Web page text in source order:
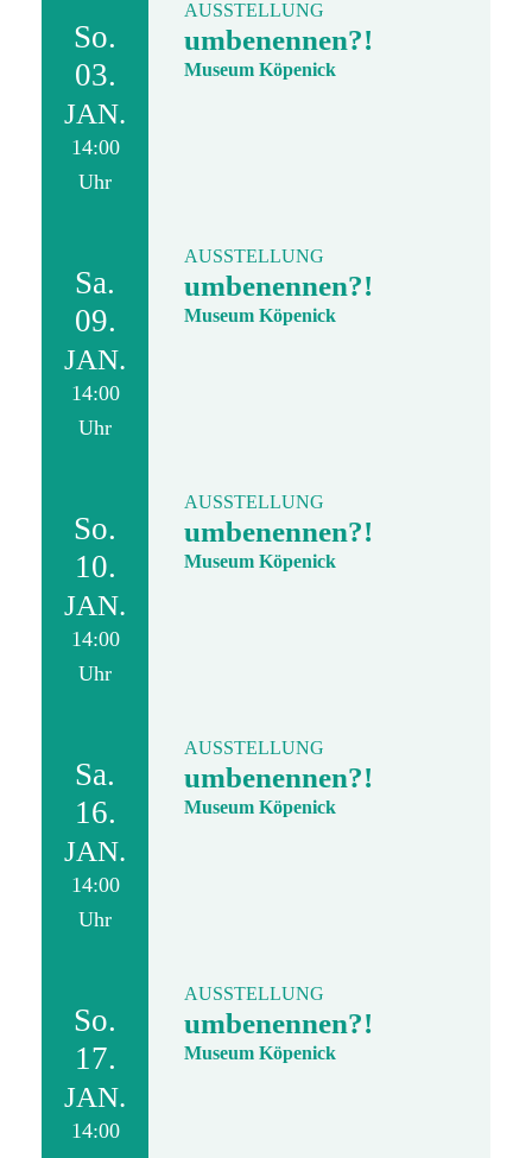
So.
03.
JAN.
14:00
Uhr
AUSSTELLUNG
umbenennen?!
Museum Köpenick
Sa.
09.
JAN.
14:00
Uhr
AUSSTELLUNG
umbenennen?!
Museum Köpenick
So.
10.
JAN.
14:00
Uhr
AUSSTELLUNG
umbenennen?!
Museum Köpenick
Sa.
16.
JAN.
14:00
Uhr
AUSSTELLUNG
umbenennen?!
Museum Köpenick
So.
17.
JAN.
14:00
AUSSTELLUNG
umbenennen?!
Museum Köpenick